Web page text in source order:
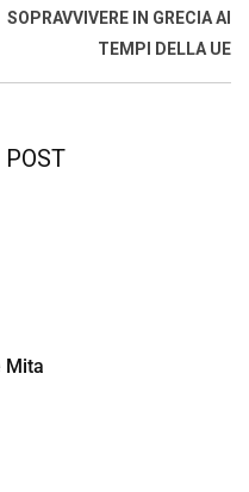
i
SOPRAVVIVERE IN GRECIA AI
TEMPI DELLA UE
POST
Mita